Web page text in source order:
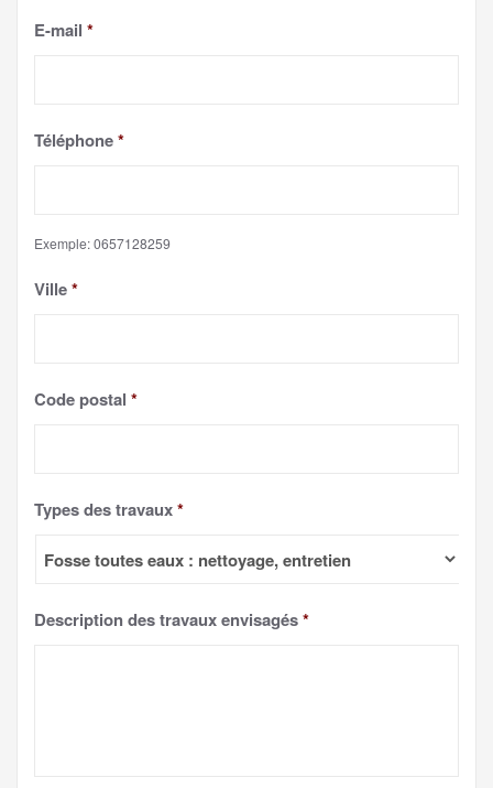
E-mail *
Téléphone*
Exemple: 0657128259
Ville*
Code postal *
Types des travaux*
Description des travaux envisagés*